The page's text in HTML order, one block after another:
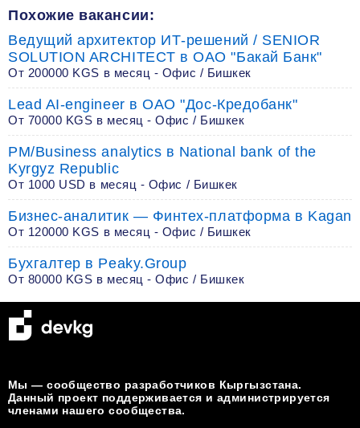
Похожие вакансии:
Ведущий архитектор ИТ-решений / SENIOR
SOLUTION ARCHITECT в ОАО "Бакай Банк"
От 200000 KGS в месяц - Офис / Бишкек
Lead AI-engineer в ОАО "Дос-Кредобанк"
От 70000 KGS в месяц - Офис / Бишкек
PM/Business analytics в National bank of the
Kyrgyz Republic
От 1000 USD в месяц - Офис / Бишкек
Бизнес-аналитик — Финтех-платформа в Kagan
От 120000 KGS в месяц - Офис / Бишкек
Бухгалтер в Peaky.Group
От 80000 KGS в месяц - Офис / Бишкек
Мы — сообщество разработчиков Кыргызстана.
Данный проект поддерживается и администрируется
членами нашего сообщества.